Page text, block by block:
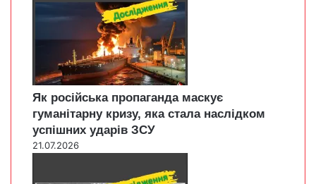
Як російська пропаганда маскує
гуманітарну кризу, яка стала наслідком
успішних ударів ЗСУ
21.07.2026